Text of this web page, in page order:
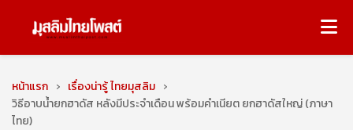
หน้าแรก › เรื่องน่ารู้ ไทยมุสลิม ›
วิธีอาบน้ำยกฮาดัส หลังมีประจำเดือน พร้อมคําเนียต ยกฮาดัสใหญ่ (ภาษา
ไทย)